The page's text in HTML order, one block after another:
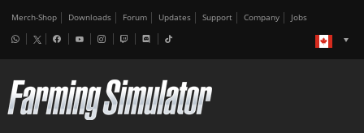
Merch-Shop Downloads Forum Updates Support Company Jobs